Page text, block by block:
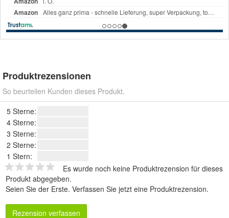
Produktrezensionen
So beurteilen Kunden dieses Produkt.
5 Sterne:
4 Sterne:
3 Sterne:
2 Sterne:
1 Stern:
Es wurde noch keine Produktrezension für dieses
Produkt abgegeben.
Seien Sie der Erste. Verfassen Sie jetzt eine Produktrezension.
Rezension verfassen